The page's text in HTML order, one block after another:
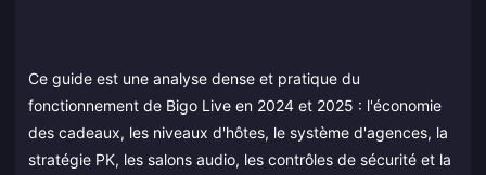
Ce guide est une analyse dense et pratique du
fonctionnement de Bigo Live en 2024 et 2025 : l'économie
des cadeaux, les niveaux d'hôtes, le système d'agences, la
stratégie PK, les salons audio, les contrôles de sécurité et la